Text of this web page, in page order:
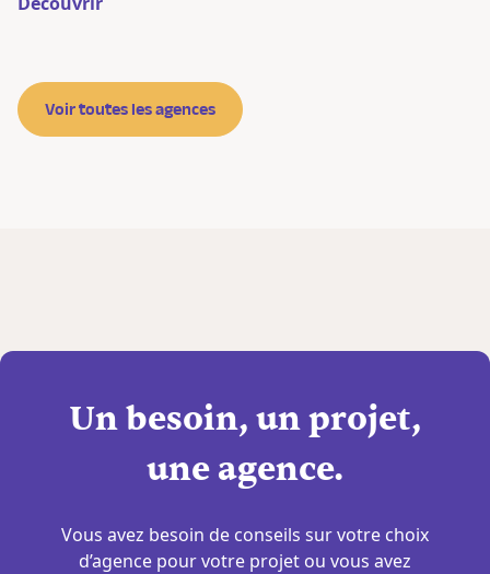
Voir toutes les agences
Un besoin, un projet,
une agence.
Vous avez besoin de conseils sur votre choix
d’agence pour votre projet ou vous avez